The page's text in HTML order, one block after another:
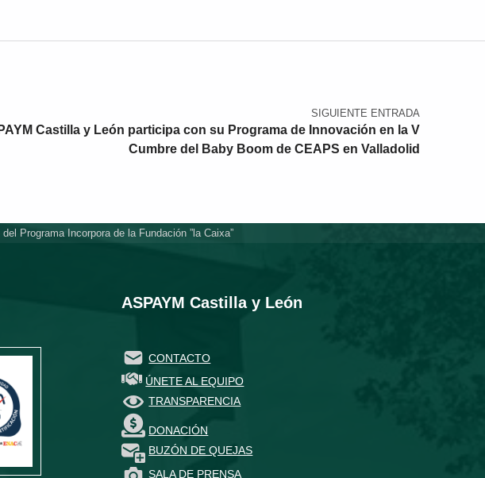
SIGUIENTE ENTRADA
Castilla y León participa con su Programa de Innovación en la V
Cumbre del Baby Boom de CEAPS en Valladolid
Programa Incorpora de la Fundación ”la Caixa”
ASPAYM Castilla y León
CONTACTO
ÚNETE AL EQUIPO
TRANSPARENCIA
DONACIÓN
BUZÓN DE QUEJAS
SALA DE PRENSA